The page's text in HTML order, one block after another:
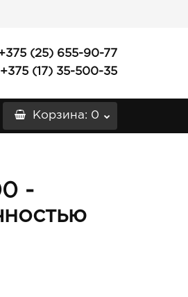
(25) 655-90-77
+375 (17) 35-500-35
Корзина: 0
-